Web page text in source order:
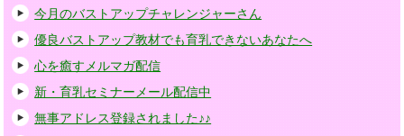
今月のバストアップチャレンジャーさん
優良バストアップ教材でも育乳できないあなたへ
心を癒すメルマガ配信
新・育乳セミナーメール配信中
無事アドレス登録されました♪♪